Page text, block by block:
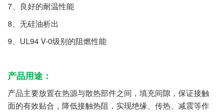
7、良好的耐温性能
8、无硅油析出
9、UL94 V-0级别的阻燃性能
产品用途：
产品主要放置在热源与散热部件之间，填充间隙，保证接触
面的有效贴合，降低接触热阻，实现绝缘、传热、减震等作